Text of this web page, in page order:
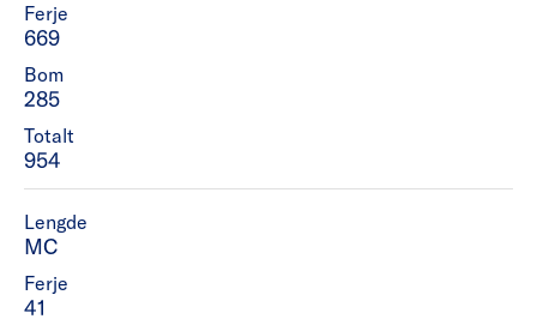
Ferje
669
Bom
285
Totalt
954
Lengde
MC
Ferje
41